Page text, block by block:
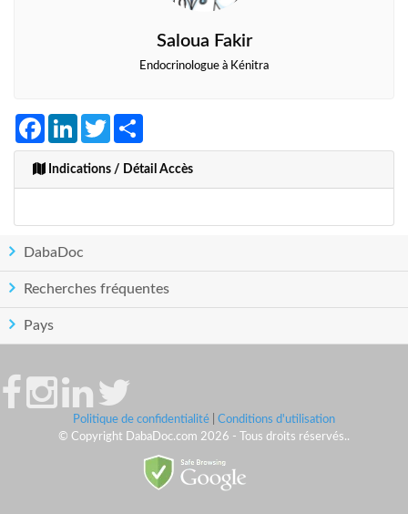
Saloua Fakir
Endocrinologue à Kénitra
FacebookLinkedInTwitter
Indications / Détail Accès
DabaDoc
Recherches fréquentes
Pays
Politique de confidentialité
Conditions d'utilisation
© Copyright DabaDoc.com 2026 - Tous droits réservés..